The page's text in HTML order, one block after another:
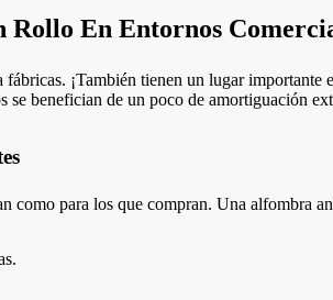
En Entornos
¡También tienen un lugar
benefician de un poco de amortiguación
como para los que compran. Una alfombra